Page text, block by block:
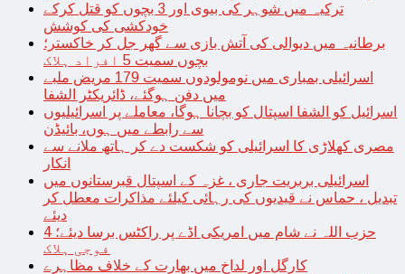
ترکیہ میں شوہر کی بیوی اور 3 بچوں کو قتل کرکے
خودکشی کی کوشش
برطانیہ میں دیوالی کی آتش بازی سے گھر جل کر خاکستر؛
بچوں سمیت 5 افراد ہلاک
اسرائیلی بمباری میں نومولودوں سمیت 179 مریض ملبے
میں دفن ہوگئے، ڈائریکٹر الشفا
اسرائیل کو الشفا اسپتال کو بچانا ہوگا، معاملے پر اسرائیلیوں
سے رابطے میں ہوں، بائیڈن
مصری کھلاڑی کا اسرائیلی کو شکست دے کر ہاتھ ملانے سے
انکار
اسرائیلی بربریت جاری ، غزہ کے اسپتال قبرستانوں میں
تبدیل ، حماس نے قیدیوں کی رہائی کیلئے مذاکرات معطل کر
دیئے
حزب اللہ نے شام میں امریکی اڈے پر راکٹس برسا دیئے؛ 4
فوجی ہلاک
کارگل اور لداخ میں بھارت کے خلاف مظاہرے